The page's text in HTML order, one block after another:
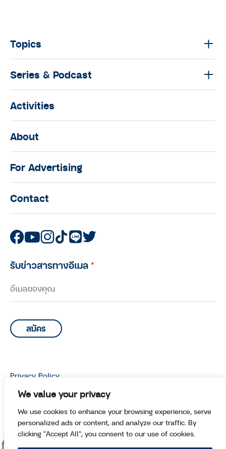
We value your privacy
We use cookies to enhance your browsing experience, serve
personalized ads or content, and analyze our traffic. By
clicking "Accept All", you consent to our use of cookies.
Topics
Series & Podcast
Activities
About
For Advertising
Contact
รับข่าวสารทางอีเมล*
© Copyright 2026 Manoottangwai All Rights Reserved.
Privacy Policy